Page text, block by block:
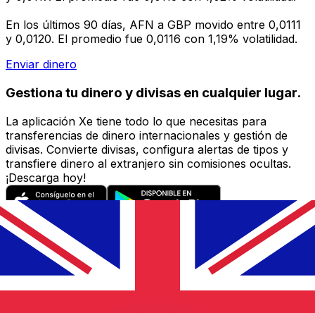
En los últimos 90 días, AFN a GBP movido entre 0,0111
y 0,0120. El promedio fue 0,0116 con 1,19% volatilidad.
Enviar dinero
Gestiona tu dinero y divisas en cualquier lugar.
La aplicación Xe tiene todo lo que necesitas para
transferencias de dinero internacionales y gestión de
divisas. Convierte divisas, configura alertas de tipos y
transfiere dinero al extranjero sin comisiones ocultas.
¡Descarga hoy!